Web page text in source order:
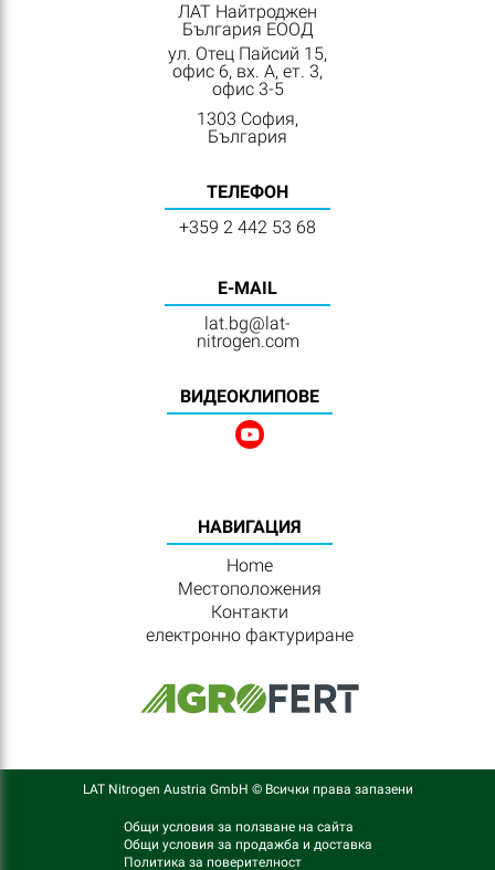
ЛАТ Найтроджен
България ЕООД
ул. Отец Пайсий 15,
офис 6, вх. А, ет. 3,
офис 3-5
1303 София,
България
ТЕЛЕФОН
+359 2 442 53 68
E-MAIL
lat.bg@lat-
nitrogen.com
BИДЕОКЛИПОВЕ
HАВИГАЦИЯ
Home
Местоположения
Контакти
електронно фактуриране
LAT Nitrogen Austria GmbH © Всички права запазени
Общи условия за ползване на сайта
Общи условия за продажба и доставка
Политика за поверителност